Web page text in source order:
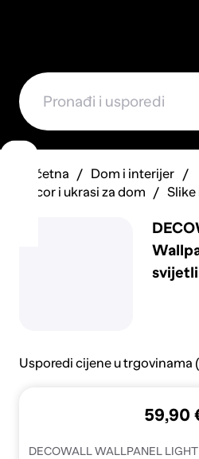
Početna
Dom i interijer
Decor i ukrasi za dom
Slike
Usporedi cijene u trgovinama
DECOWALL WALLPANEL
59,90